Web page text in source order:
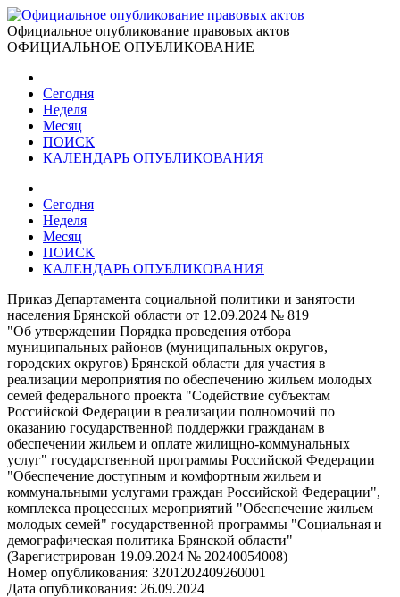
Официальное опубликование правовых актов
ОФИЦИАЛЬНОЕ ОПУБЛИКОВАНИЕ
Сегодня
Неделя
Месяц
ПОИСК
КАЛЕНДАРЬ ОПУБЛИКОВАНИЯ
Сегодня
Неделя
Месяц
ПОИСК
КАЛЕНДАРЬ ОПУБЛИКОВАНИЯ
Приказ Департамента социальной политики и занятости
населения Брянской области от 12.09.2024 № 819
"Об утверждении Порядка проведения отбора
муниципальных районов (муниципальных округов,
городских округов) Брянской области для участия в
реализации мероприятия по обеспечению жильем молодых
семей федерального проекта "Содействие субъектам
Российской Федерации в реализации полномочий по
оказанию государственной поддержки гражданам в
обеспечении жильем и оплате жилищно-коммунальных
услуг" государственной программы Российской Федерации
"Обеспечение доступным и комфортным жильем и
коммунальными услугами граждан Российской Федерации",
комплекса процессных мероприятий "Обеспечение жильем
молодых семей" государственной программы "Социальная и
демографическая политика Брянской области"
(Зарегистрирован 19.09.2024 № 20240054008)
Номер опубликования: 3201202409260001
Дата опубликования: 26.09.2024